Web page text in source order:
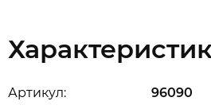
Артикул: 96090